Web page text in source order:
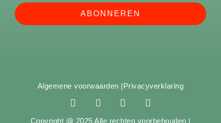
ABONNEREN
Copyright @ 2025 Alle rechten voorbehouden |
F
a
c
I
n
s
Y
o
u
S
p
Algemene voorwaarden |Privacyverklaring